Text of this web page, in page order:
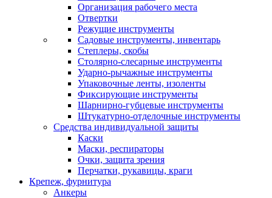
Организация рабочего места
Отвертки
Режущие инструменты
Садовые инструменты, инвентарь
Степлеры, скобы
Столярно-слесарные инструменты
Ударно-рычажные инструменты
Упаковочные ленты, изоленты
Фиксирующие инструменты
Шарнирно-губцевые инструменты
Штукатурно-отделочные инструменты
Средства индивидуальной защиты
Каски
Маски, респираторы
Очки, защита зрения
Перчатки, рукавицы, краги
Крепеж, фурнитура
Анкеры